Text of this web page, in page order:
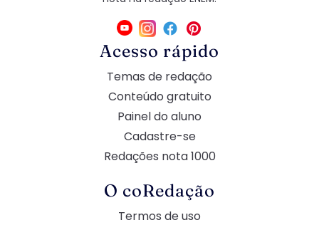
Acesso rápido
Temas de redação
Conteúdo gratuito
Painel do aluno
Cadastre-se
Redações nota 1000
O coRedação
Termos de uso